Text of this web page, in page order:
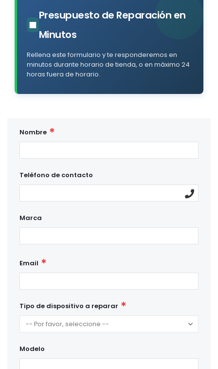
■ Presupuesto de Reparación en
Minutos
Rellena este formulario y te responderemos en
minutos durante horario de tienda, o en máximo 24
horas fuera de horario.
Nombre
Teléfono de contacto
Marca
Email
Tipo de dispositivo a reparar
Modelo